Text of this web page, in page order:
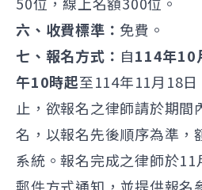
六、收費標準： 免費。
七、報名方式： 自114年10
午10時起至114年11月18
止，欲報名之律師請於期間
名，以報名先後順序為準，
系統。報名完成之律師於